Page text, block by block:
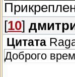
[10]
Цитата
Доброго